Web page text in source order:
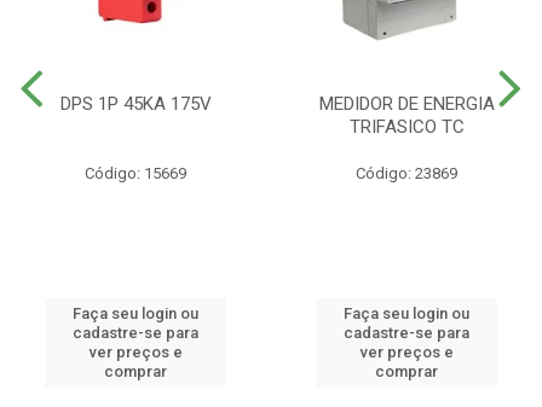
DPS 1P 45KA 175V
Código: 15669
Faça seu login ou
cadastre-se para
ver preços e
comprar
MEDIDOR DE ENERGIA
TRIFASICO TC
Código: 23869
Faça seu login ou
cadastre-se para
ver preços e
comprar